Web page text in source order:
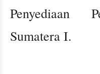
Penyediaan
Sumatera I.